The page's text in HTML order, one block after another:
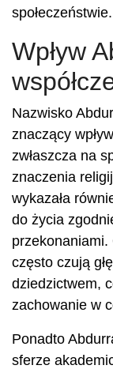
społeczeństwie.
Wpływ
Nazwisko
znaczący
zwłaszcza na
znaczenia
wykazała
do życia
często czują
dziedzictwem,
zachowanie w
Ponadto
sferze